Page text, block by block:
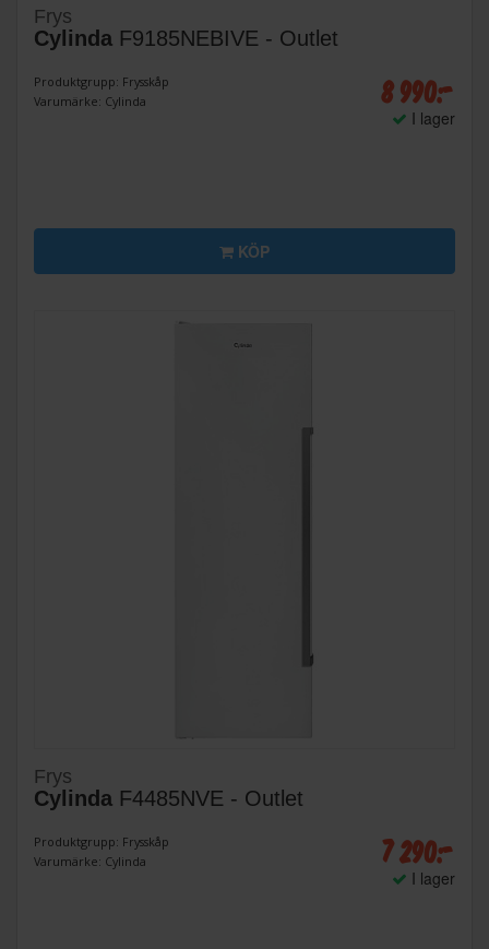
Frys
Cylinda F9185NEBIVE - Outlet
Produktgrupp: Frysskåp
Varumärke: Cylinda
8 990:-
I lager
KÖP
Frys
Cylinda F4485NVE - Outlet
Produktgrupp: Frysskåp
Varumärke: Cylinda
7 290:-
I lager